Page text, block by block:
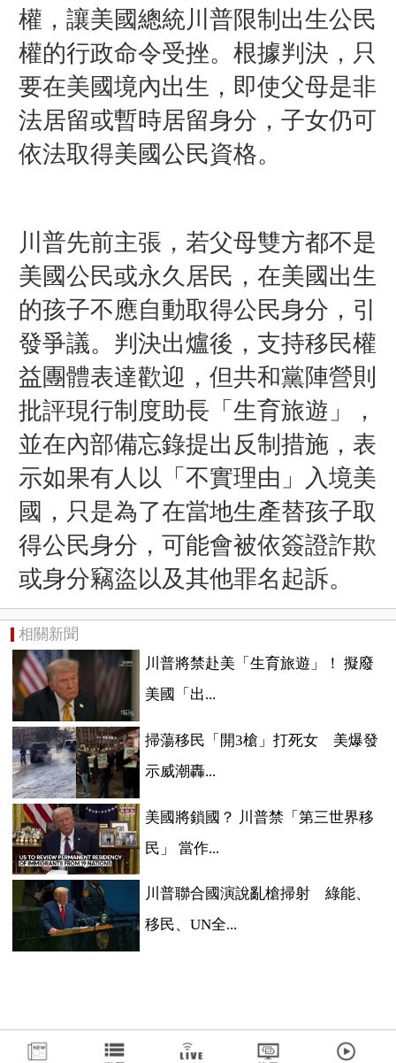
權，讓美國總統川普限制出生公民
權的行政命令受挫。根據判決，只
要在美國境內出生，即使父母是非
法居留或暫時居留身分，子女仍可
依法取得美國公民資格。
川普先前主張，若父母雙方都不是
美國公民或永久居民，在美國出生
的孩子不應自動取得公民身分，引
發爭議。 判決出爐後，支持移民權
益團體表達歡迎，但共和黨陣營則
批評現行制度助長「生育旅遊」，
並在內部備忘錄提出反制措施，表
示如果有人以「不實理由」入境美
國，只是為了在當地生產替孩子取
得公民身分，可能會被依簽證詐欺
或身分竊盜以及其他罪名起訴。
相關新聞
川普將禁赴美「生育旅遊」！ 擬廢
美國「出...
掃蕩移民「開3槍」打死女 美爆發
示威潮轟...
美國將鎖國？ 川普禁「第三世界移
民」 當作...
川普聯合國演說亂槍掃射 綠能、
移民、UN全...